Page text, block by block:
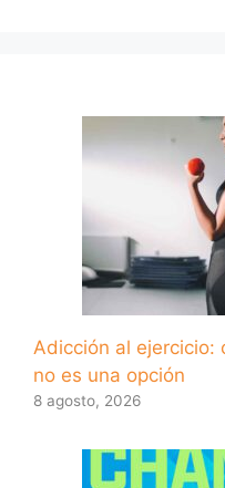
Adicción al ejercicio:
no es una opción
8 agosto, 2026